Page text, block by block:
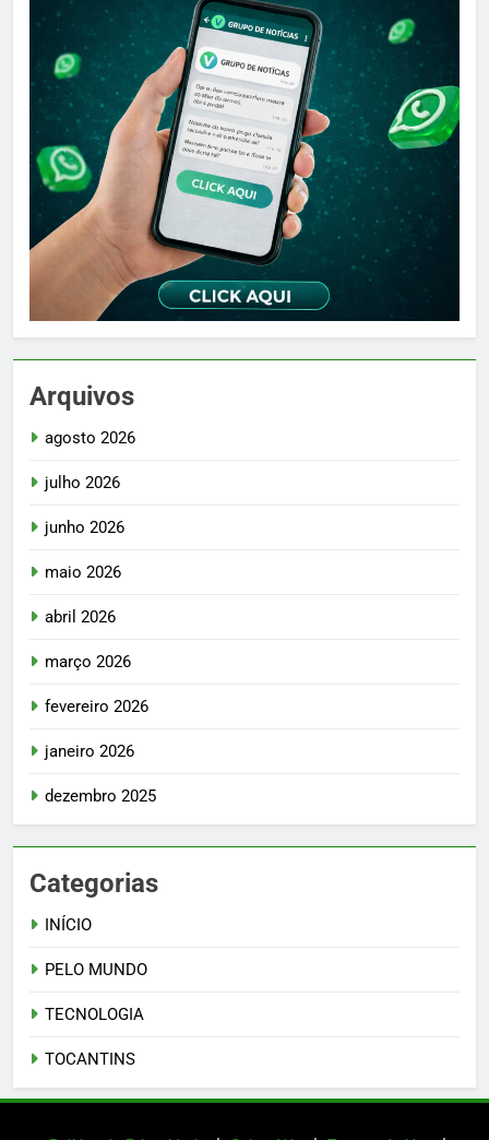
Arquivos
agosto 2026
julho 2026
junho 2026
maio 2026
abril 2026
março 2026
fevereiro 2026
janeiro 2026
dezembro 2025
Categorias
INÍCIO
PELO MUNDO
TECNOLOGIA
TOCANTINS